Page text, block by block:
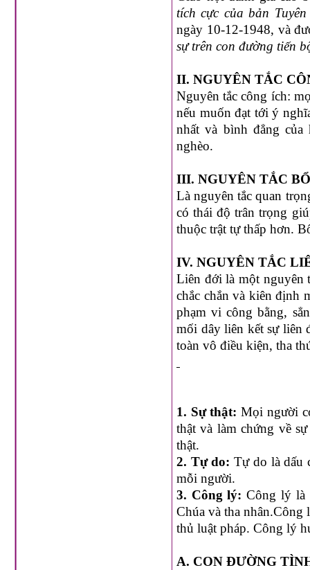
tích cực của bản
ngày 10-12-1948, và
sự trên con đường tiến
II. NGUYÊN TẮC
Nguyên tắc công ích:
nếu muốn đạt tới ý
nhất và bình đẳng
nghèo.
III. NGUYÊN TẮC
Là nguyên tắc quan
có thái độ trân trọng
thuộc trật tự thấp hơn.
IV. NGUYÊN TẮC
Liên đới là một nguyên
chắc chắn và kiên định
phạm vi công bằng,
mối dây liên kết sự liên
toàn vô điều kiện, tha
1. Sự thật: Mọi người
thật và làm chứng về
thật.
2. Tự do: Tự do là dấu
mỗi người.
3. Công lý: Công lý là
Chúa và tha nhân.Công
thủ luật pháp. Công lý
A. CON ĐƯỜNG